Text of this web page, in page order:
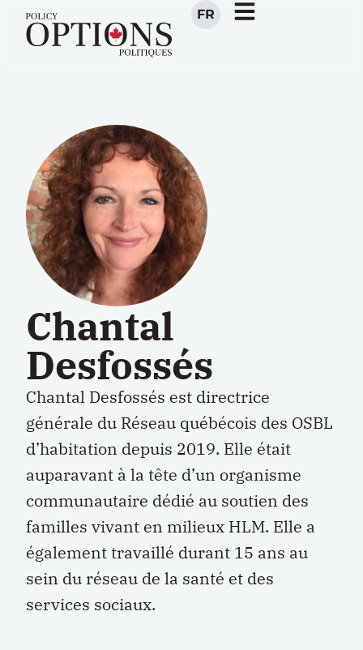
FR
Chantal
Desfossés
Chantal Desfossés est directrice
générale du Réseau québécois des OSBL
d’habitation depuis 2019. Elle était
auparavant à la tête d’un organisme
communautaire dédié au soutien des
familles vivant en milieux HLM. Elle a
également travaillé durant 15 ans au
sein du réseau de la santé et des
services sociaux.